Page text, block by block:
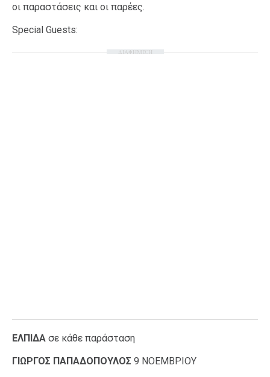
οι παραστάσεις και οι παρέες.
Special Guests:
ΔΙΑΦΗΜΙΣΗ
ΕΛΠΙΔΑ σε κάθε παράσταση
ΓΙΩΡΓΟΣ ΠΑΠΑΔΟΠΟΥΛΟΣ 9 ΝΟΕΜΒΡΙΟΥ